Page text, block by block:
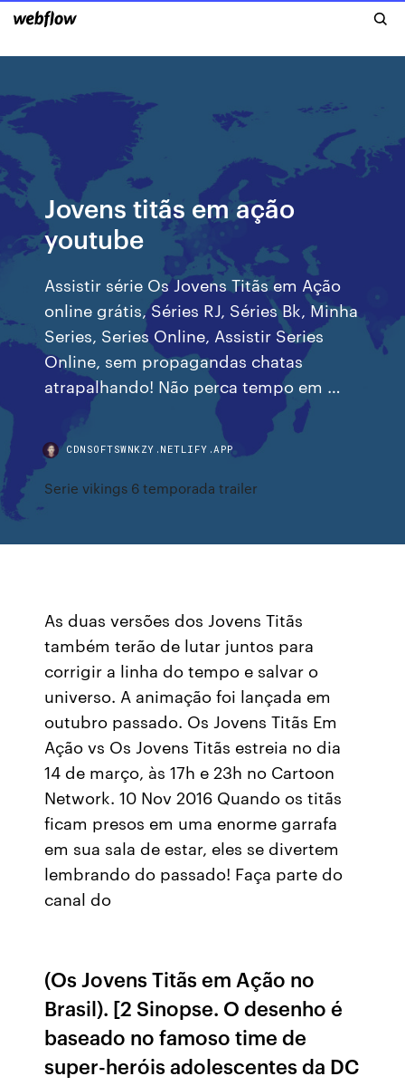
Jovens titãs em ação
youtube
Assistir série Os Jovens Titãs em Ação
online grátis, Séries RJ, Séries Bk, Minha
Series, Series Online, Assistir Series
Online, sem propagandas chatas
atrapalhando! Não perca tempo em …
CDNSOFTSWNKZY.NETLIFY.APP
Serie vikings 6 temporada trailer
As duas versões dos Jovens Titãs
também terão de lutar juntos para
corrigir a linha do tempo e salvar o
universo. A animação foi lançada em
outubro passado. Os Jovens Titãs Em
Ação vs Os Jovens Titãs estreia no dia
14 de março, às 17h e 23h no Cartoon
Network. 10 Nov 2016 Quando os titãs
ficam presos em uma enorme garrafa
em sua sala de estar, eles se divertem
lembrando do passado! Faça parte do
canal do
(Os Jovens Titãs em Ação no
Brasil). [2 Sinopse. O desenho é
baseado no famoso time de
super-heróis adolescentes da DC